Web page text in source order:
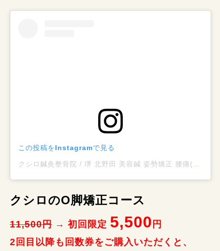
この投稿をInstagramで見る
クシロのO脚矯正コース
11,500円 → 初回限定 5,500 円
2回目以降も回数券をご購入いただくと、